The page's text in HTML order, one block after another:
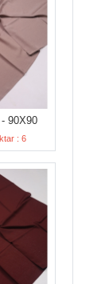
90X90
: 6